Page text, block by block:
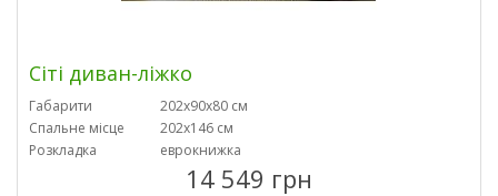
Сіті диван-ліжко
Габарити
202х90x80 см
Спальне місце
202х146 см
Розкладка
еврокнижка
14 549 грн